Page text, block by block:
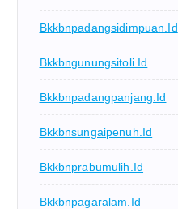
Bkkbnpadangsidimpuan.id
Bkkbngunungsitoli.id
Bkkbnpadangpanjang.id
Bkkbnsungaipenuh.id
Bkkbnprabumulih.id
Bkkbnpagaralam.id